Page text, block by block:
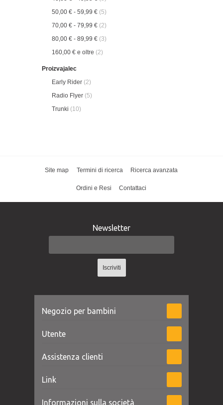
50,00 €- 59,99 €(5)
70,00 €- 79,99 €(2)
80,00 €- 89,99 €(3)
160,00 €e oltre (2)
Proizvajalec
Early Rider(2)
Radio Flyer(5)
Trunki (10)
Site map Termini di ricerca Ricerca avanzata
Ordini e Resi Contattaci
Newsletter
Iscriviti
Negozio per bambini
Utente
Assistenza clienti
Link
Informazioni sulla società